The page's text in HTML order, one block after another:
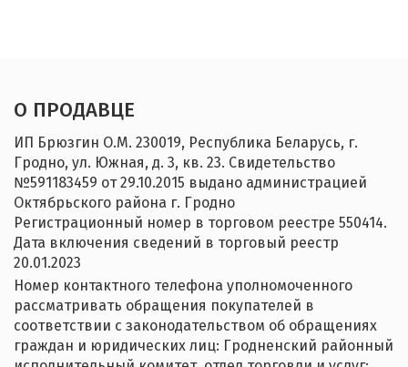
О ПРОДАВЦЕ
ИП Брюзгин О.М. 230019, Республика Беларусь, г.
Гродно, ул. Южная, д. 3, кв. 23. Свидетельство
№‎591183459 от 29.10.2015 выдано администрацией
Октябрьского района г. Гродно
Регистрационный номер в торговом реестре 550414.
Дата включения сведений в торговый реестр
20.01.2023
Номер контактного телефона уполномоченного
рассматривать обращения покупателей в
соответствии с законодательством об обращениях
граждан и юридических лиц: Гродненский районный